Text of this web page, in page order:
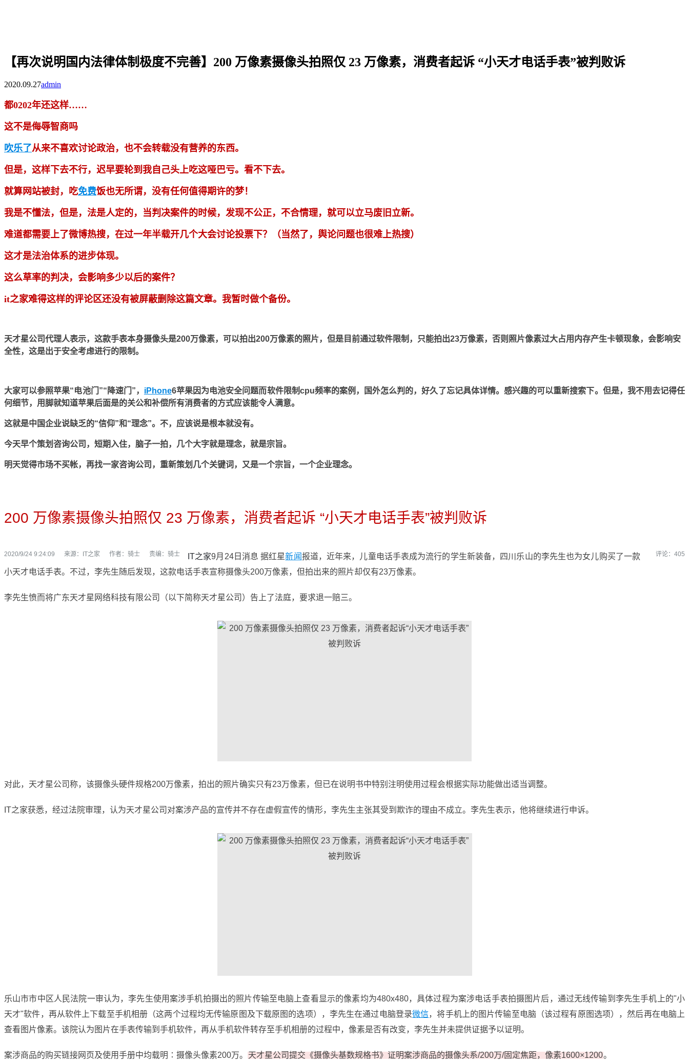
【再次说明国内法律体制极度不完善】200 万像素摄像头拍照仅 23 万像素，消费者起诉 “小天才电话手表”被判败诉
2020.09.27admin
都0202年还这样……
这不是侮辱智商吗
吹乐了从来不喜欢讨论政治，也不会转载没有营养的东西。
但是，这样下去不行，迟早要轮到我自己头上吃这哑巴亏。看不下去。
就算网站被封，吃免费饭也无所谓，没有任何值得期许的梦！
我是不懂法，但是，法是人定的，当判决案件的时候，发现不公正，不合情理，就可以立马废旧立新。
难道都需要上了微博热搜，在过一年半载开几个大会讨论投票下？（当然了，舆论问题也很难上热搜）
这才是法治体系的进步体现。
这么草率的判决，会影响多少以后的案件？
it之家难得这样的评论区还没有被屏蔽删除这篇文章。我暂时做个备份。
天才星公司代理人表示，这款手表本身摄像头是200万像素，可以拍出200万像素的照片，但是目前通过软件限制，只能拍出23万像素，否则照片像素过大占用内存产生卡顿现象，会影响安
全性，这是出于安全考虑进行的限制。
大家可以参照苹果“电池门”“降速门”， iPhone6苹果因为电池安全问题而软件限制cpu频率的案例，国外怎么判的，好久了忘记具体详情。感兴趣的可以重新搜索下。但是，我不用去记得任
何细节，用脚就知道苹果后面是的关公和补偿所有消费者的方式应该能令人满意。
这就是中国企业说缺乏的“信仰”和“理念”。不，应该说是根本就没有。
今天早个策划咨询公司，短期入住，脑子一拍，几个大字就是理念，就是宗旨。
明天觉得市场不买帐，再找一家咨询公司，重新策划几个关键词，又是一个宗旨，一个企业理念。
200 万像素摄像头拍照仅 23 万像素，消费者起诉 “小天才电话手表”被判败诉
2020/9/24 9:24:09 来源： IT之家 作者：骑士 责编：骑士 评论： 405
IT之家9月24日消息 据红星新闻报道，近年来，儿童电话手表成为流行的学生新装备，四川乐山的李先生也为女儿购买了一款
小天才电话手表。不过，李先生随后发现，这款电话手表宣称摄像头200万像素，但拍出来的照片却仅有23万像素。
李先生愤而将广东天才星网络科技有限公司（以下简称天才星公司）告上了法庭，要求退一赔三。
对此，天才星公司称，该摄像头硬件规格200万像素，拍出的照片确实只有23万像素，但已在说明书中特别注明使用过程会根据实际功能做出适当调整。
IT之家获悉，经过法院审理，认为天才星公司对案涉产品的宣传并不存在虚假宣传的情形，李先生主张其受到欺诈的理由不成立。李先生表示，他将继续进行申诉。
乐山市市中区人民法院一审认为，李先生使用案涉手机拍摄出的照片传输至电脑上查看显示的像素均为480x480，具体过程为案涉电话手表拍摄图片后，通过无线传输到李先生手机上的"小
天才"软件，再从软件上下载至手机相册（这两个过程均无传输原图及下载原图的选项），李先生在通过电脑登录微信，将手机上的图片传输至电脑（该过程有原图选项），然后再在电脑上
查看图片像素。该院认为图片在手表传输到手机软件，再从手机软件转存至手机相册的过程中，像素是否有改变，李先生并未提供证据予以证明。
案涉商品的购买链接网页及使用手册中均载明∶摄像头像素200万。 天才星公司提交《摄像头基数规格书》证明案涉商品的摄像头系/200万/固定焦距，像素1600×1200。